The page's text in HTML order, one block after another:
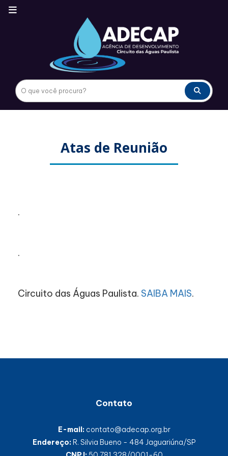
Atas de Reunião
.
.
Circuito das Águas Paulista. SAIBA MAIS.
Contato
E-mail: contato@adecap.org.br
Endereço:R. Silvia Bueno - 484 Jaguariúna/SP